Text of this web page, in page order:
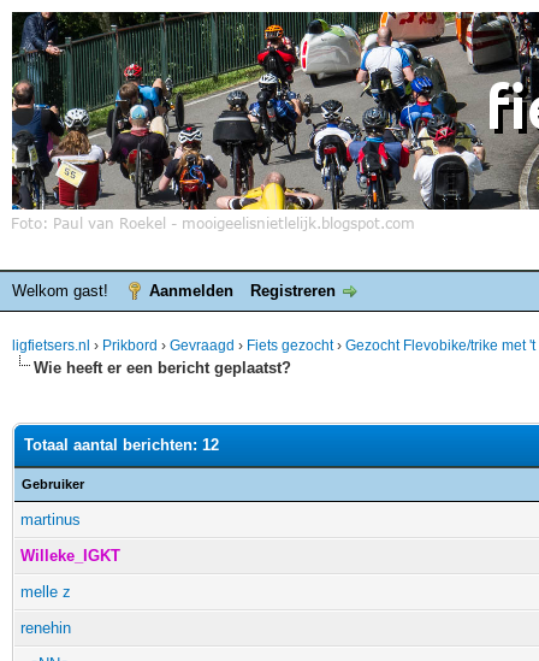
Welkom gast! Aanmelden Registreren
ligfietsers.nl › Prikbord › Gevraagd › Fiets gezocht› Gezocht Flevobike/trike met
Wie heeft er een bericht geplaatst?
Totaal aantal berichten: 12
Gebruiker
martinus
Willeke_IGKT
melle z
renehin